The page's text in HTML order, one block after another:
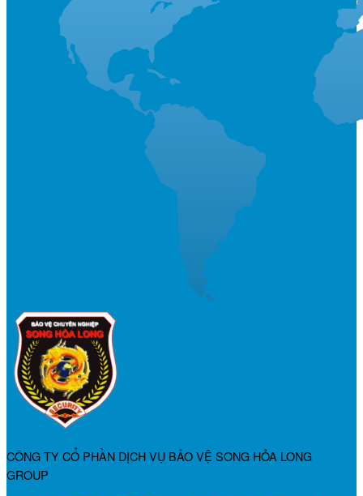
CÔNG TY CỔ PHẦN DỊCH VỤ BẢO VỆ SONG HỎA LONG
GROUP